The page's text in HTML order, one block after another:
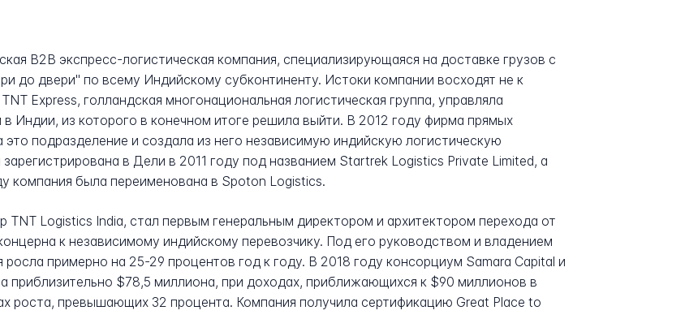
B2B экспресс-логистическая компания, специализирующаяся на доставке грузов с
до двери" по всему Индийскому субконтиненту. Истоки компании восходят не к
Express, голландская многонациональная логистическая группа, управляла
Индии, из которого в конечном итоге решила выйти. В 2012 году фирма прямых
подразделение и создала из него независимую индийскую логистическую
в Дели в 2011 году под названием Startrek Logistics Private Limited, а
компания была переименована в Spoton Logistics.
Logistics India, стал первым генеральным директором и архитектором перехода от
к независимому индийскому перевозчику. Под его руководством и владением
примерно на 25-29 процентов год к году. В 2018 году консорциум Samara Capital и
приблизительно $78,5 миллиона, при доходах, приближающихся к $90 миллионов в
роста, превышающих 32 процента. Компания получила сертификацию Great Place to